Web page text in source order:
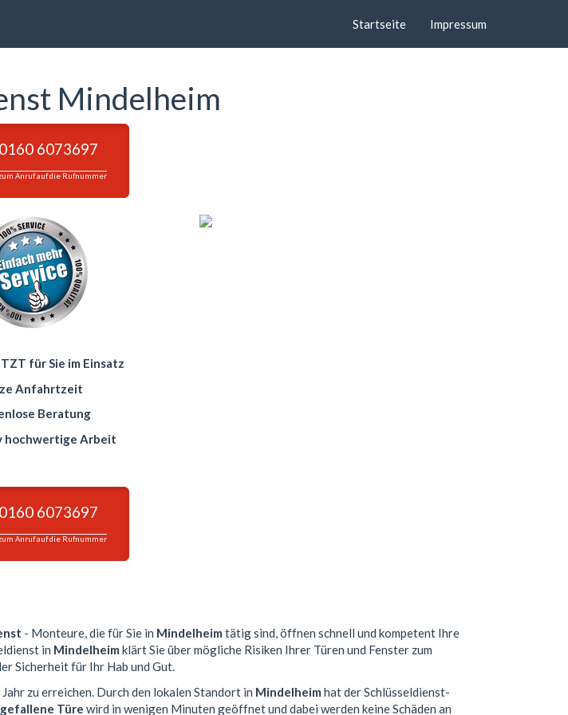
Startseite Impressum
Mindelheim
0160 6073697
Anruf auf die Rufnummer
für Sie im Einsatz
Anfahrtzeit
Beratung
hochwertige Arbeit
0160 6073697
Anruf auf die Rufnummer
- Monteure, die für Sie in Mindelheim tätig sind, öffnen schnell und kompetent Ihre
in Mindelheim klärt Sie über mögliche Risiken Ihrer Türen und Fenster zum
Sicherheit für Ihr Hab und Gut.
zu erreichen. Durch den lokalen Standort in Mindelheim hat der Schlüsseldienst-
Türe wird in wenigen Minuten geöffnet und dabei werden keine Schäden an